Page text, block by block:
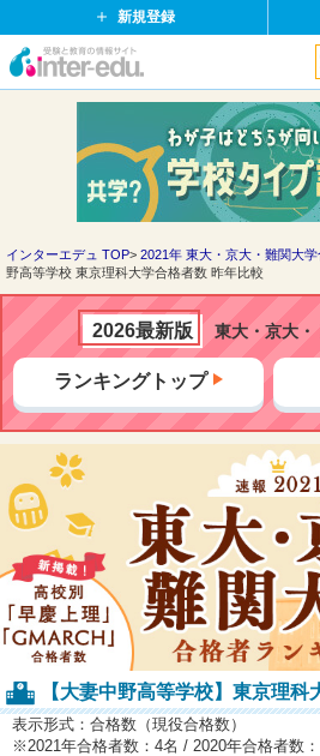
新規登録
イ
ド
ッ
ト
インターエデュ TOP 2021年 東大・京大・難関大
野高等学校 東京理科大学合格者数 昨年比較
2026最新版 東大・京大
ランキングトップ
【大妻中野高等学校】東京理科
表示形式：合格数（現役合格数）
※2021年合格者数：4名 / 2020年合格者数